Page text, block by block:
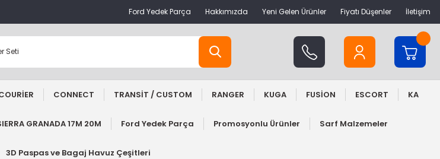
Ford Yedek Parça Hakkımızda Yeni Gelen Ürünler Fiyatı Düşenler İletişim
CONNECT TRANSİT / CUSTOM RANGER KUGA FUSİON ESCORT KA
GRANADA 17M 20M Ford Yedek Parça Promosyonlu Ürünler Sarf Malzemeler
3D Paspas ve Bagaj Havuz Çeşitleri